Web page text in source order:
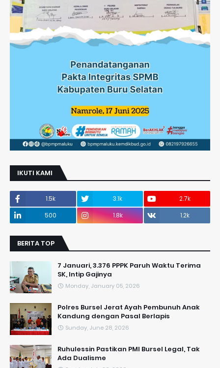
IKUTI KAMI
1.5k 3.1k
2.7k
500
1.8k 1.2k
BERITA TOP
7 Januari, 3.376 PPPK Paruh Waktu Terima
SK, Intip Gajinya
Monday, January 05, 2026
Polres Bursel Jerat Ayah Pembunuh Anak
Kandung dengan Pasal Berlapis
Sunday, June 28, 2026
​Ruhulessin Pastikan PMI Bursel Legal, Tak
Ada Dualisme